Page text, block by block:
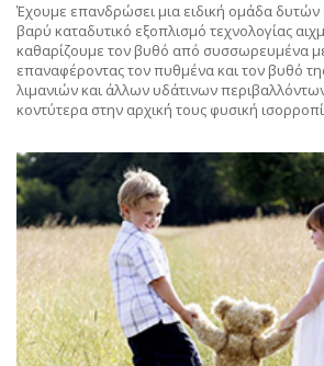
Έχουμε επανδρώσει μια ειδική ομάδα
βαρύ καταδυτικό εξοπλισμό τεχνολογίας
καθαρίζουμε τον βυθό από συσσωρευμένα
επαναφέροντας τον πυθμένα και τον βυθό
λιμανιών και άλλων υδάτινων
κοντύτερα στην αρχική τους φυσική